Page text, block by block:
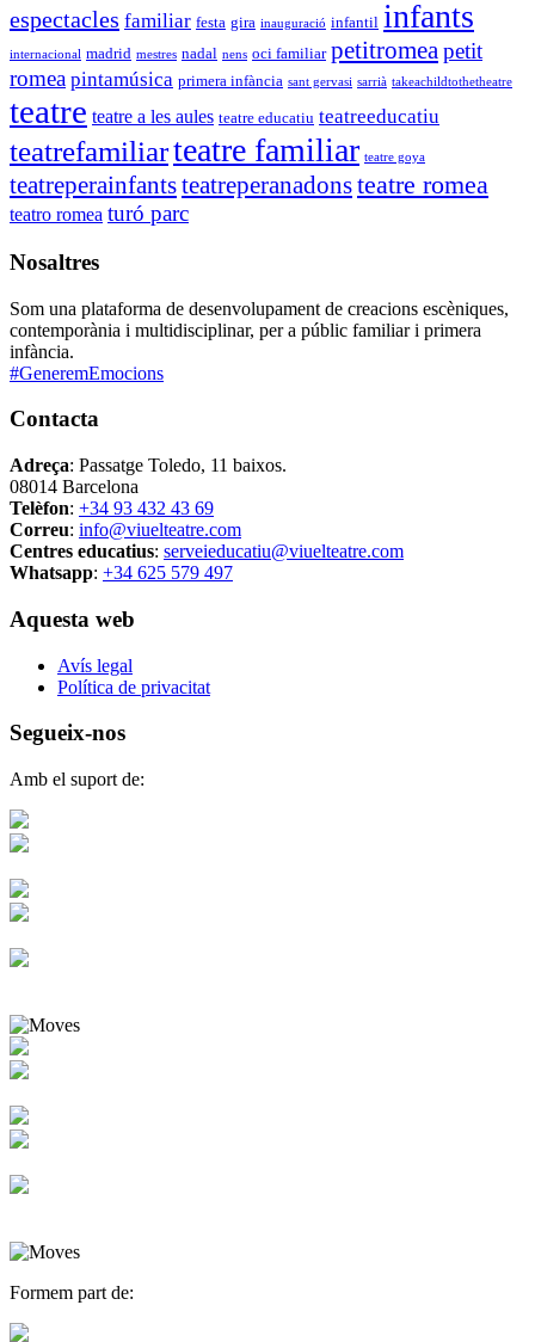
espectacles familiar festa gira inauguració infantil infants
internacional madrid mestres nadal nens oci familiar petitromeapetit
romea pintamúsica primera infància sant gervasi sarrià takeachildtothetheatre
teatre teatre a les aules teatre educatiu teatreeducatiu
teatrefamiliarteatre familiar teatre goya
teatreperainfantsteatreperanadonsteatre romea
teatro romea turó parc
Nosaltres
Som una plataforma de desenvolupament de creacions escèniques,
contemporània i multidisciplinar, per a públic familiar i primera
infància.
#GeneremEmocions
Contacta
Adreça: Passatge Toledo, 11 baixos.
08014 Barcelona
Telèfon: +34 93 432 43 69
Correu: info@viuelteatre.com
Centres educatius: serveieducatiu@viuelteatre.com
Whatsapp: +34 625 579 497
Aquesta web
Avís legal
Política de privacitat
Segueix-nos
Amb el suport de:
Formem part de: